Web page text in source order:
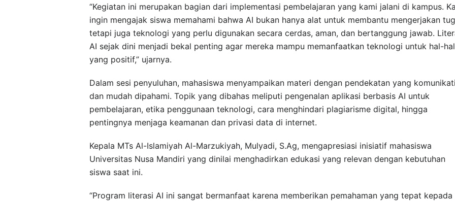
“Kegiatan ini merupakan bagian dari implementasi pembelajaran yang kami jalani di kampus.
ingin mengajak siswa memahami bahwa AI bukan hanya alat untuk membantu mengerjakan
tetapi juga teknologi yang perlu digunakan secara cerdas, aman, dan bertanggung jawab.
AI sejak dini menjadi bekal penting agar mereka mampu memanfaatkan teknologi untuk hal-hal
yang positif,” ujarnya.
Dalam sesi penyuluhan, mahasiswa menyampaikan materi dengan pendekatan yang
dan mudah dipahami. Topik yang dibahas meliputi pengenalan aplikasi berbasis AI untuk
pembelajaran, etika penggunaan teknologi, cara menghindari plagiarisme digital, hingga
pentingnya menjaga keamanan dan privasi data di internet.
Kepala MTs Al-Islamiyah Al-Marzukiyah, Mulyadi, S.Ag, mengapresiasi inisiatif mahasiswa
Universitas Nusa Mandiri yang dinilai menghadirkan edukasi yang relevan dengan kebutuhan
siswa saat ini.
“Program literasi AI ini sangat bermanfaat karena memberikan pemahaman yang tepat kepada